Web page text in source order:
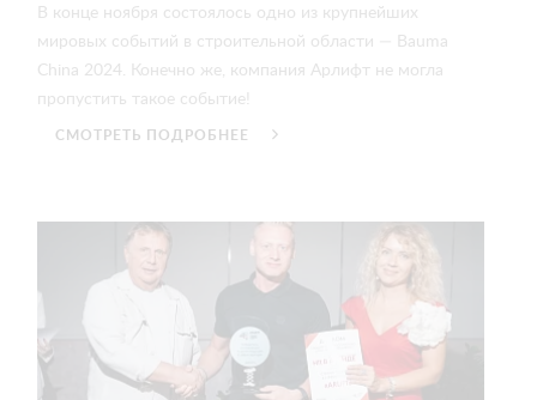
В конце ноября состоялось одно из крупнейших
мировых событий в строительной области — Bauma
China 2024. Конечно же, компания Арлифт не могла
пропустить такое событие!
СМОТРЕТЬ ПОДРОБНЕЕ